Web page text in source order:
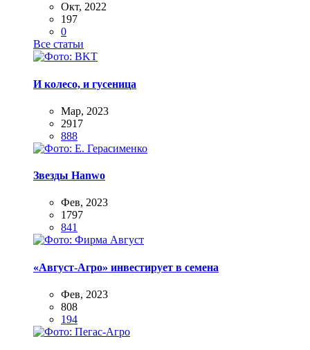
Окт, 2022
197
0
Все статьи
И колесо, и гусеница
Мар, 2023
2917
888
Звезды Hanwo
Фев, 2023
1797
841
«Август-Агро» инвестирует в семена
Фев, 2023
808
194